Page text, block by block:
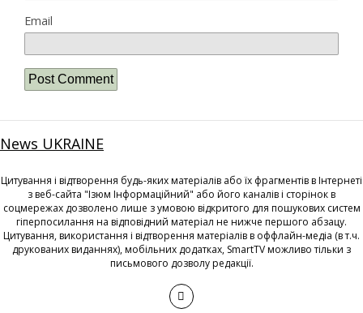
Email
News UKRAINE
Цитування і відтворення будь-яких матеріалів або їх фрагментів в Інтернеті
з веб-сайта "Ізюм Інформаційний" або його каналів і сторінок в
соцмережах дозволено лише з умовою відкритого для пошукових систем
гіперпосилання на відповідний матеріал не нижче першого абзацу.
Цитування, використання і відтворення матеріалів в оффлайн-медіа (в т.ч.
друкованих виданнях), мобільних додатках, SmartTV можливо тільки з
письмового дозволу редакції.